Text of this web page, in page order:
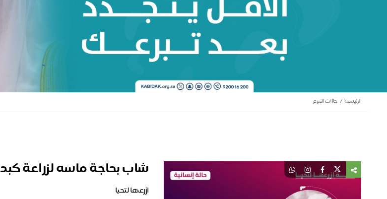
الرئيسية حالات التبرع
شاب بحاجة ماسه لزراعة كبد
ازرعها لتحيا